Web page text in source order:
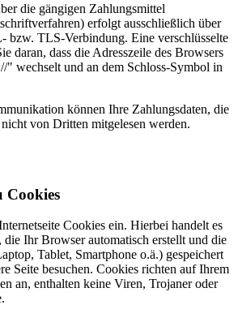
die gängigen Zahlungsmittel
erfolgt ausschließlich über
bzw. TLS-Verbindung. Eine verschlüsselte
daran, dass die Adresszeile des Browsers
wechselt und an dem Schloss-Symbol in
können Ihre Zahlungsdaten, die
von Dritten mitgelesen werden.
Cookies
Cookies ein. Hierbei handelt es
Ihr Browser automatisch erstellt und die
Tablet, Smartphone o.ä.) gespeichert
Seite besuchen. Cookies richten auf Ihrem
an, enthalten keine Viren, Trojaner oder